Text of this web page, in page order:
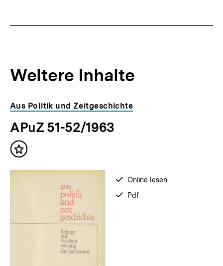
Weitere Inhalte
Inhaltskarousell
für
weitere
Inhalte
Inhaltskarussell
überspringen
Aus Politik und Zeitgeschichte
APuZ 51-52/1963
Inhalt
verfügbar
Online lesen
verfügbar
Pdf